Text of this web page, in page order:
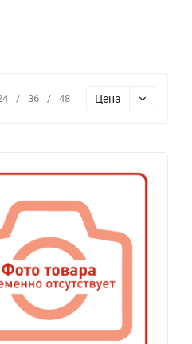
/ 36 / 48 Цена